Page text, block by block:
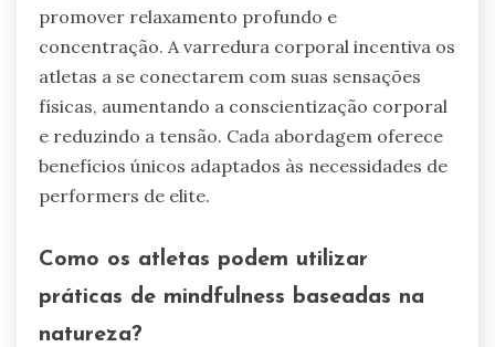
promover relaxamento profundo e
concentração. A varredura corporal incentiva os
atletas a se conectarem com suas sensações
físicas, aumentando a conscientização corporal
e reduzindo a tensão. Cada abordagem oferece
benefícios únicos adaptados às necessidades de
performers de elite.
Como os atletas podem utilizar
práticas de mindfulness baseadas na
natureza?